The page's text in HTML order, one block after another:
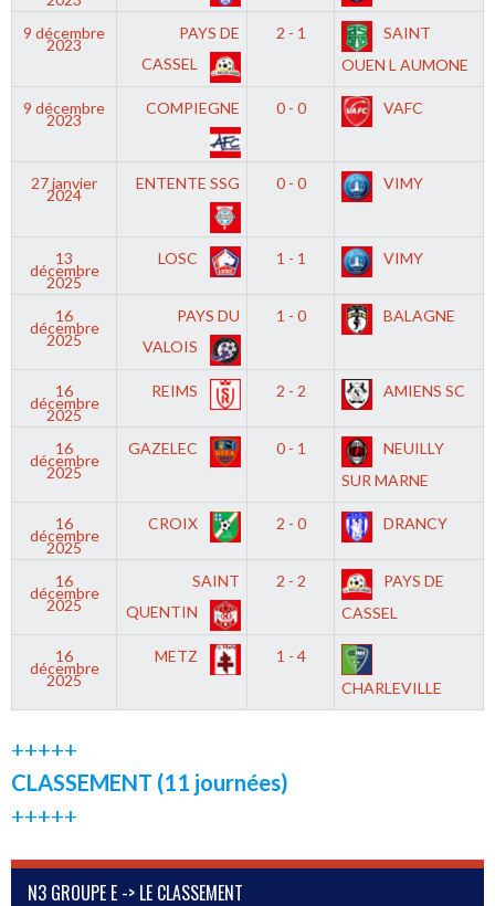
9 décembre
2023
PAYS DE
CASSEL
2 - 1
SAINT
OUEN L AUMONE
9 décembre
2023
COMPIEGNE 0 - 0 VAFC
27 janvier
2024
ENTENTE SSG 0 - 0 VIMY
13
décembre
2025
LOSC 1 - 1 VIMY
16
décembre
2025
PAYS DU
VALOIS
1 - 0 BALAGNE
16
décembre
2025
REIMS 2 - 2 AMIENS SC
16
décembre
2025
GAZELEC 0 - 1
NEUILLY
SUR MARNE
16
décembre
2025
CROIX 2 - 0 DRANCY
16
décembre
2025
SAINT
QUENTIN
2 - 2
PAYS DE
CASSEL
16
décembre
2025
METZ
1 - 4
CHARLEVILLE
+++++
CLASSEMENT (11 journées)
+++++
N3 GROUPE E -> LE CLASSEMENT